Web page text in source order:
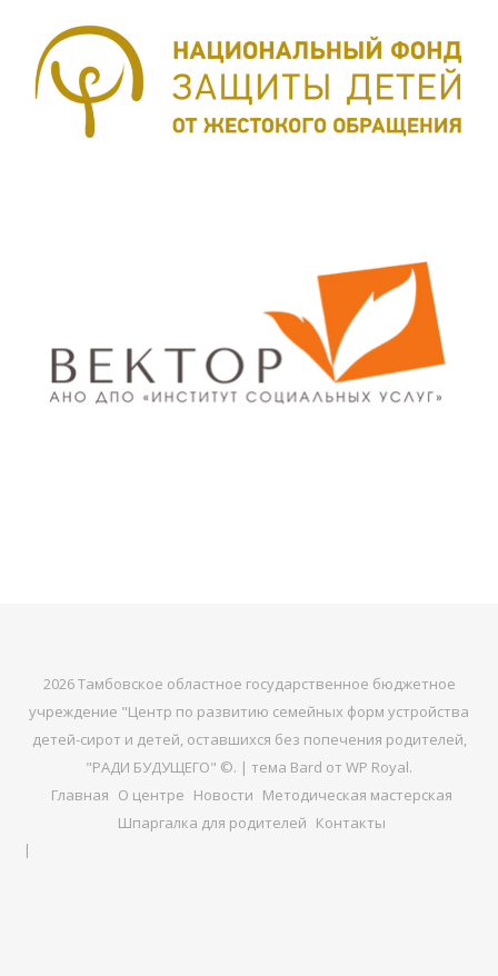
2026 Тамбовское областное государственное бюджетное
учреждение "Центр по развитию семейных форм устройства
детей-сирот и детей, оставшихся без попечения родителей,
"РАДИ БУДУЩЕГО" ©. | тема Bard от WP Royal.
Главная О центре Новости Методическая мастерская
Шпаргалка для родителей Контакты